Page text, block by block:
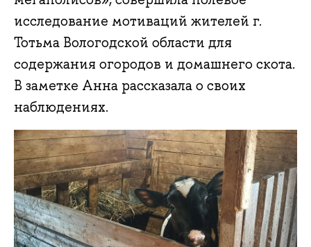
исследование мотиваций жителей г.
Тотьма Вологодской области для
содержания огородов и домашнего скота.
В заметке Анна рассказала о своих
наблюдениях.